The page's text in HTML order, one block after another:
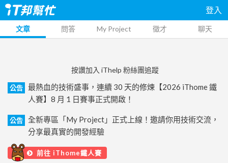
登入
文章 問答 My Project 徵才 聊天
按讚加入 iThelp 粉絲團追蹤
公告
最熱血的技術盛事，連續 30 天的修煉【2026 iThome 鐵
人賽】8 月 1 日賽事正式開啟！
公告
全新專區「My Project」正式上線！邀請你用技術交流，
分享最真實的開發經驗
前往 iThome鐵人賽